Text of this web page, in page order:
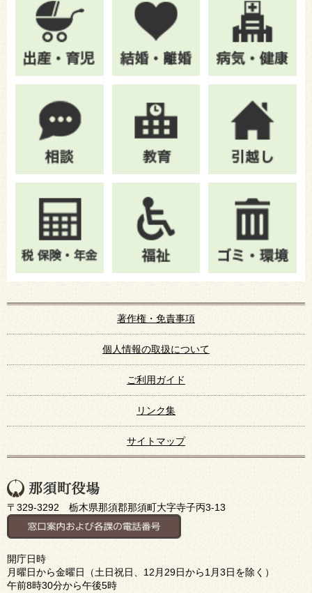
著作権・免責事項
個人情報の取扱について
ご利用ガイド
リンク集
サイトマップ
〒329-3292 栃木県那須郡那須町大字寺子丙3-13
開庁日時
月曜日から金曜日（土日祝日、12月29日から1月3日を除く）
午前8時30分から午後5時